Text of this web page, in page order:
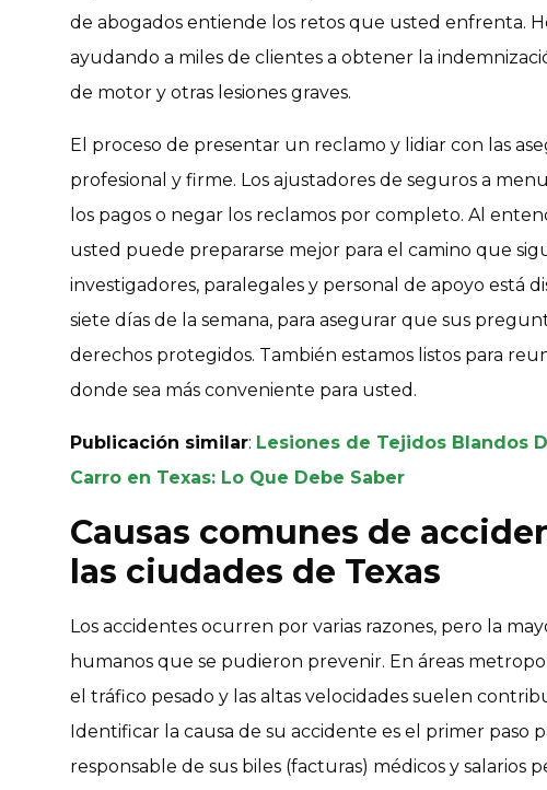
de abogados entiende los retos que usted enfrenta.
ayudando a miles de clientes a obtener la
de motor y otras lesiones graves.
El proceso de presentar un reclamo y lidiar con las
profesional y firme. Los ajustadores de seguros a
los pagos o negar los reclamos por completo. Al
usted puede prepararse mejor para el camino que
investigadores, paralegales y personal de apoyo está
siete días de la semana, para asegurar que sus
derechos protegidos. También estamos listos para
donde sea más conveniente para usted.
Publicación similar: Lesiones de Tejidos Blandos
Carro en Texas: Lo Que Debe Saber
Causas comunes de
las ciudades de Texas
Los accidentes ocurren por varias razones, pero la
humanos que se pudieron prevenir. En áreas
el tráfico pesado y las altas velocidades suelen
Identificar la causa de su accidente es el primer paso
responsable de sus biles (facturas) médicos y salarios